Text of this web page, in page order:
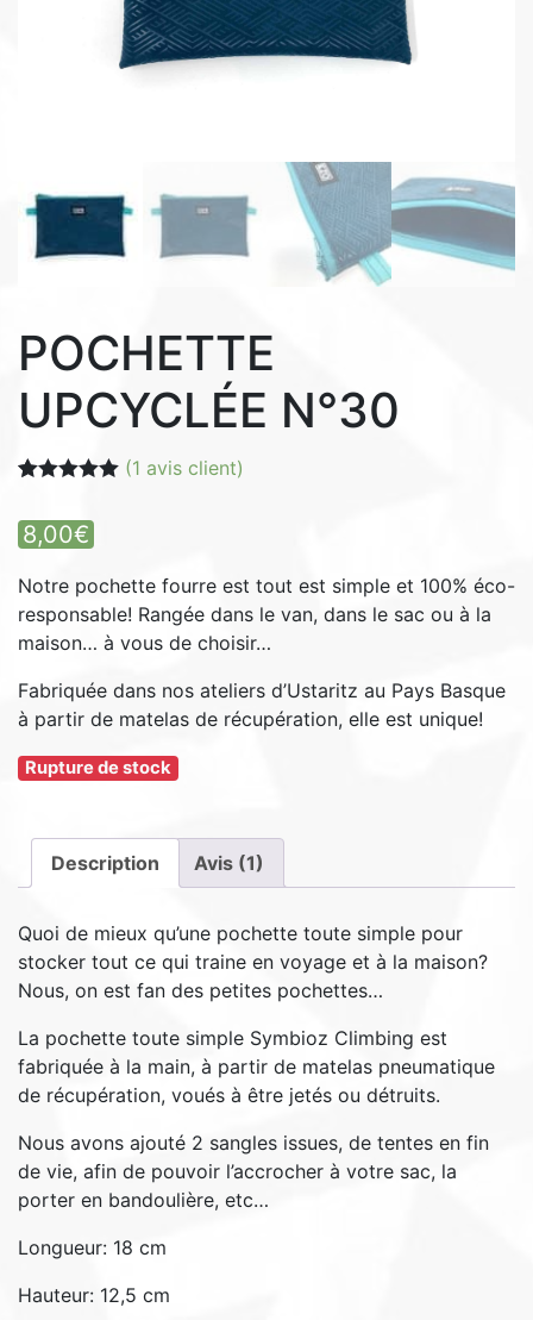
POCHETTE
UPCYCLÉE N°30
surnotation
client
(1 avis client)
8,00€
Notre pochette fourre est tout est simple et 100% éco-
responsable! Rangée dans le van, dans le sac ou à la
maison… à vous de choisir…
Fabriquée dans nos ateliers d’Ustaritz au Pays Basque
à partir de matelas de récupération, elle est unique!
Rupture de stock
Description Avis (1)
Quoi de mieux qu’une pochette toute simple pour
stocker tout ce qui traine en voyage et à la maison?
Nous, on est fan des petites pochettes…
La pochette toute simple Symbioz Climbing est
fabriquée à la main, à partir de matelas pneumatique
de récupération, voués à être jetés ou détruits.
Nous avons ajouté 2 sangles issues, de tentes en fin
de vie, afin de pouvoir l’accrocher à votre sac, la
porter en bandoulière, etc…
Longueur: 18 cm
Hauteur: 12,5 cm